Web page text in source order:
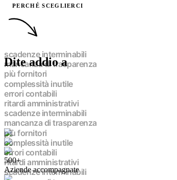
PERCHÉ SCEGLIERCI
Dite addio a
scadenze interminabili
mancanza di trasparenza
più fornitori
complessità inutile
errori contabili
ritardi amministrativi
scadenze interminabili
mancanza di trasparenza
più fornitori
complessità inutile
errori contabili
ritardi amministrativi
500+
Aziende accompagnate